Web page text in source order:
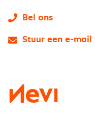
Bel ons
Stuur een e-mail